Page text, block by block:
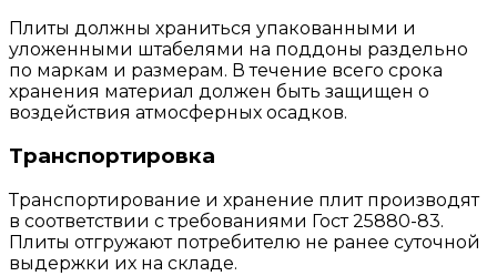
Плиты должны храниться упакованными и
уложенными штабелями на поддоны раздельно
по маркам и размерам. В течение всего срока
хранения материал должен быть защищен о
воздействия атмосферных осадков.
Транспортировка
Транспортирование и хранение плит производят
в соответствии с требованиями Гост 25880-83.
Плиты отгружают потребителю не ранее суточной
выдержки их на складе.